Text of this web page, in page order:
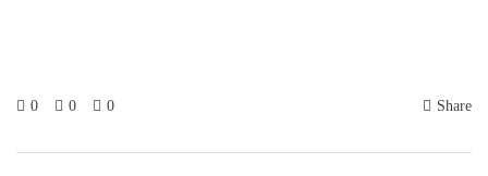
0 0 0 Share